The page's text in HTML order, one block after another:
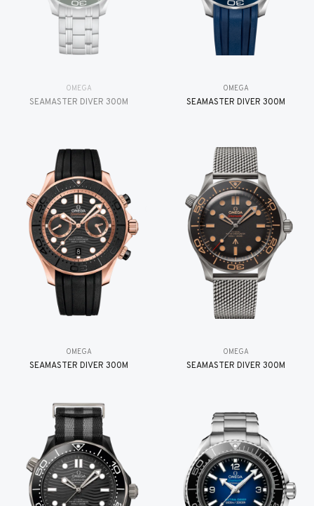
OMEGA
SEAMASTER DIVER 300M
OMEGA
SEAMASTER DIVER 300M
OMEGA
SEAMASTER DIVER 300M
OMEGA
SEAMASTER DIVER 300M